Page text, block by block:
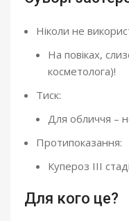
Ніколи не
На повіках,
косметолога)!
Тиск:
Для обличчя –
Протипоказання:
Купероз III
Для кого це?